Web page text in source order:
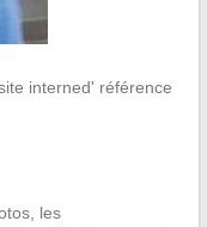
interned' référence
les